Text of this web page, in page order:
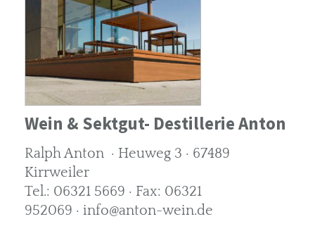
Wein & Sektgut- Destillerie Anton
Ralph Anton · Heuweg 3 · 67489
Kirrweiler
Tel.: 06321 5669 · Fax: 06321
952069 · info@anton-wein.de